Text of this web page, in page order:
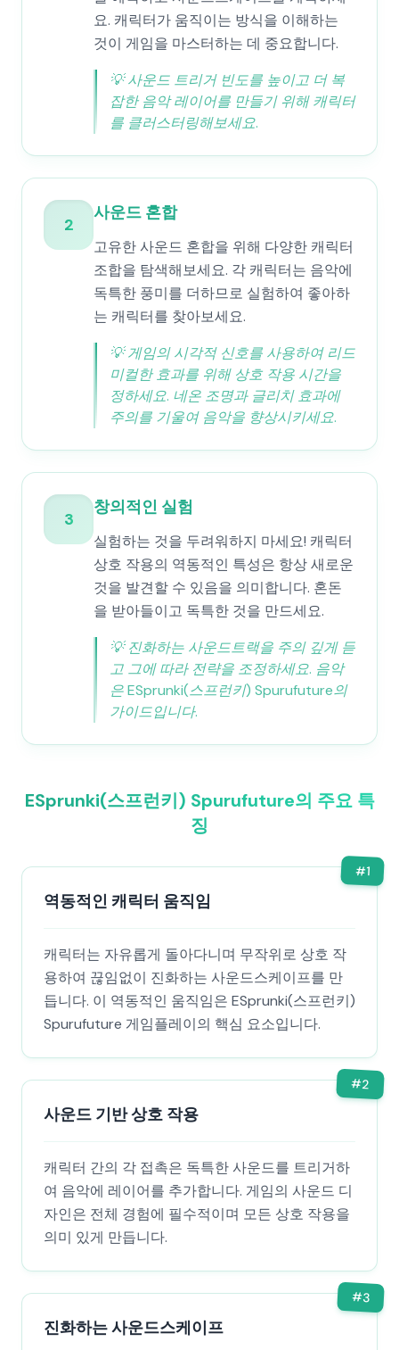
요. 캐릭터가 움직이는 방식을 이해하는
것이 게임을 마스터하는 데 중요합니다.
💡사운드 트리거 빈도를 높이고 더 복
잡한 음악 레이어를 만들기 위해 캐릭터
를 클러스터링해보세요.
2
사운드 혼합
고유한 사운드 혼합을 위해 다양한 캐릭터
조합을 탐색해보세요. 각 캐릭터는 음악에
독특한 풍미를 더하므로 실험하여 좋아하
는 캐릭터를 찾아보세요.
💡게임의 시각적 신호를 사용하여 리드
미컬한 효과를 위해 상호 작용 시간을
정하세요. 네온 조명과 글리치 효과에
주의를 기울여 음악을 향상시키세요.
3
창의적인 실험
실험하는 것을 두려워하지 마세요! 캐릭터
상호 작용의 역동적인 특성은 항상 새로운
것을 발견할 수 있음을 의미합니다. 혼돈
을 받아들이고 독특한 것을 만드세요.
💡진화하는 사운드트랙을 주의 깊게 듣
고 그에 따라 전략을 조정하세요. 음악
은 ESprunki(스프런키) Spurufuture의
가이드입니다.
ESprunki(스프런키) Spurufuture의 주요 특
징
#1
역동적인 캐릭터 움직임
캐릭터는 자유롭게 돌아다니며 무작위로 상호 작
용하여 끊임없이 진화하는 사운드스케이프를 만
듭니다. 이 역동적인 움직임은 ESprunki(스프런키)
Spurufuture 게임플레이의 핵심 요소입니다.
#2
사운드 기반 상호 작용
캐릭터 간의 각 접촉은 독특한 사운드를 트리거하
여 음악에 레이어를 추가합니다. 게임의 사운드 디
자인은 전체 경험에 필수적이며 모든 상호 작용을
의미 있게 만듭니다.
#3
진화하는 사운드스케이프